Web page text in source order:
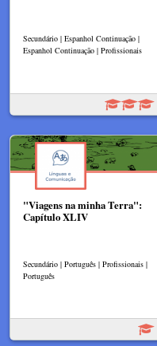
Secundário | Espanhol Continuação |
Espanhol Continuação | Profissionais
"Viagens na minha Terra":
Capítulo XLIV
Secundário | Português | Profissionais |
Português